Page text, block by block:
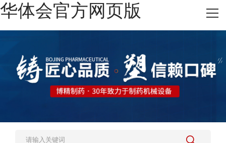
华体会官方网页版
网站华体会官方网页版
施工案例